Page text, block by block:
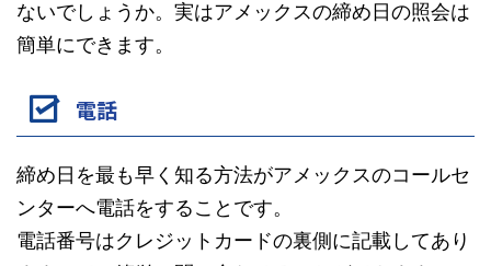
ないでしょうか。実はアメックスの締め日の照会は
簡単にできます。
電話
締め日を最も早く知る方法がアメックスのコールセ
ンターへ電話をすることです。
電話番号はクレジットカードの裏側に記載してあり